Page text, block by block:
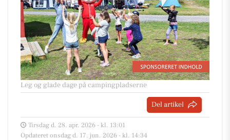
Leg og glade dage på campingpladserne
Del artikel
Tirsdag d. 28. apr. 2026 - kl. 13:01
Opdateret onsdag d. 17. jun. 2026 - kl. 14:34